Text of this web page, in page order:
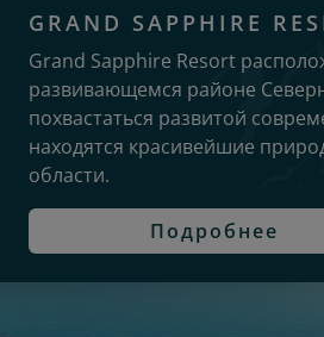
GRAND SAPPHIRE
Grand Sapphire Resort
развивающемся районе
похвастаться развитой
находятся красивейшие
области.
Подробнее